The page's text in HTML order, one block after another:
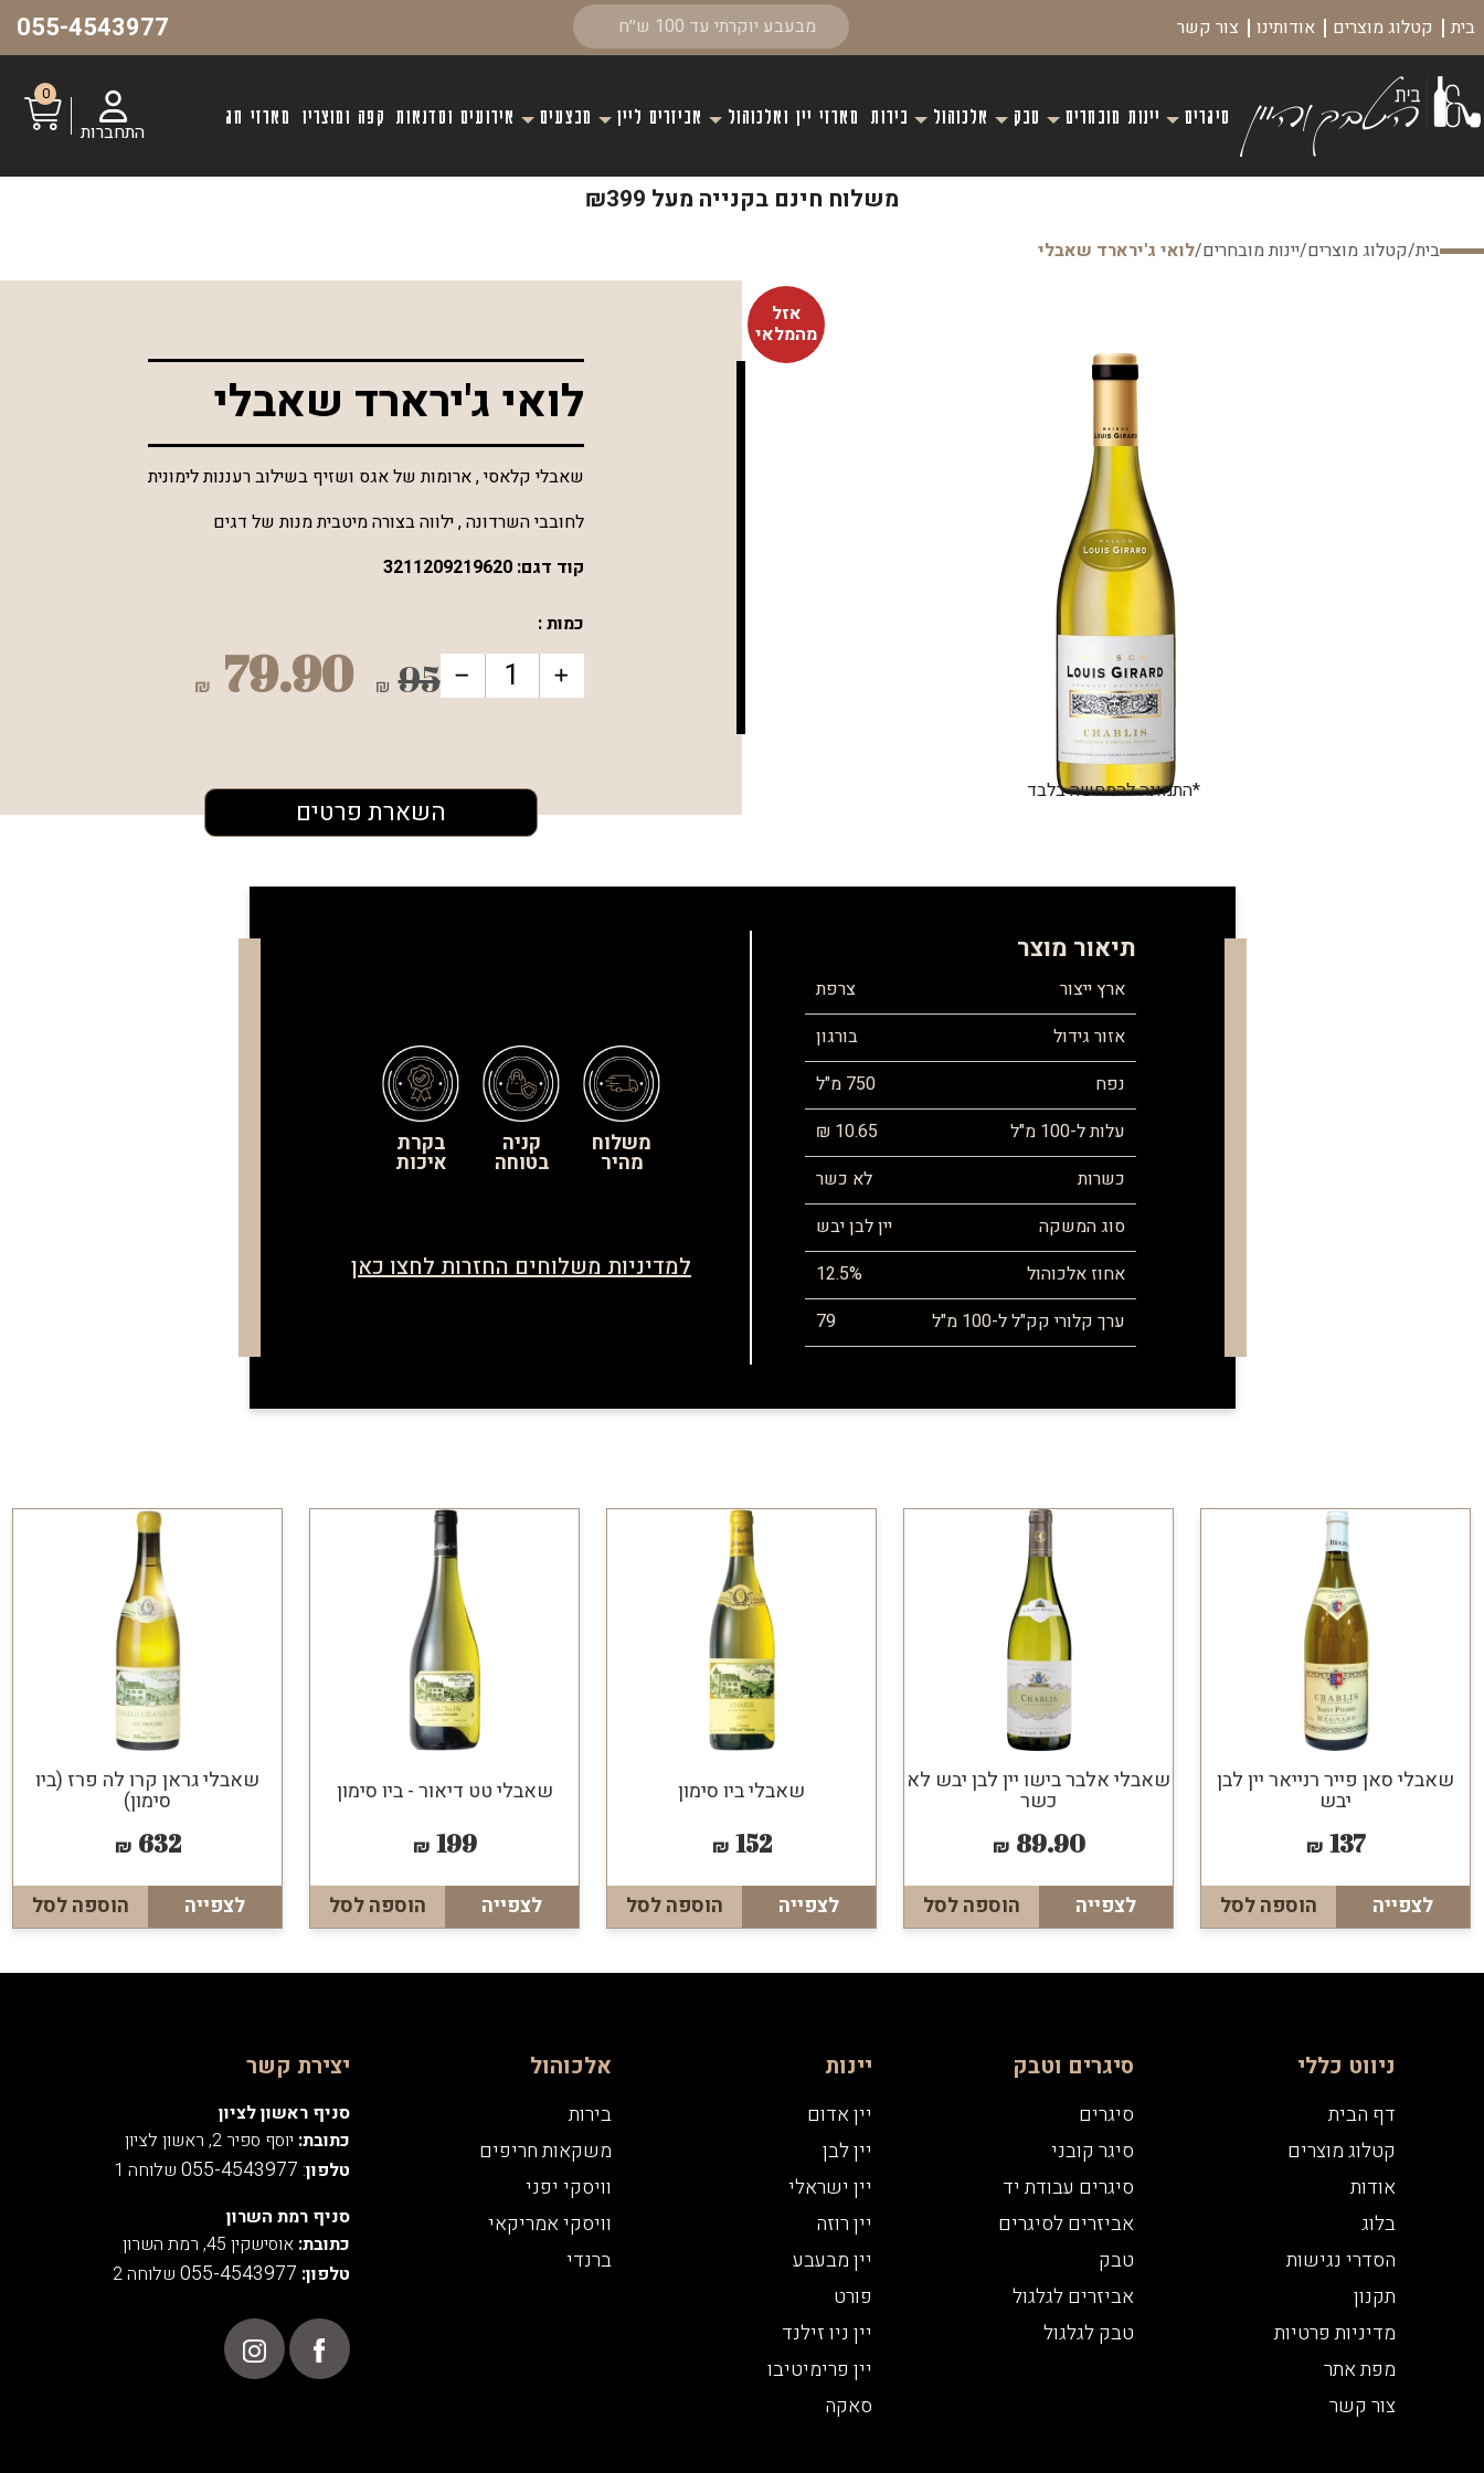
בית קטלוג מוצרים אודותינו צור קשר 055-4543977
סיגרים יינות מובחרים טבק אלכוהול בירות מארזי יין ואלכוהול אביזרים ליין מבצעים אירועים וסדנאות קפה ומוצריו מארזי חג
התחברות
0
משלוח חינם בקנייה מעל ₪399
בית/קטלוג מוצרים/יינות מובחרים/לואי ג'ירארד שאבלי
אזל
מהמלאי
*התמונה להמחשה בלבד
לואי ג'ירארד שאבלי
שאבלי קלאסי , ארומות של אגס ושזיף בשילוב רעננות לימונית
לחובבי השרדונה , ילווה בצורה מיטבית מנות של דגים
קוד דגם:3211209219620
כמות :
95
₪
79.90
₪
השארת פרטים
תיאור מוצר
ארץ ייצור
צרפת
אזור גידול
בורגון
נפח
750 מ"ל
עלות ל-100 מ"ל
10.65 ₪
כשרות
לא כשר
סוג המשקה
יין לבן יבש
אחוז אלכוהול
12.5%
ערך קלורי קק"ל ל-100 מ"ל
79
משלוח
מהיר
קניה
בטוחה
בקרת
איכות
למדיניות משלוחים החזרות לחצו כאן
שאבלי סאן פייר רנייאר יין לבן
יבש
137
₪
לצפייה הוספה לסל
שאבלי אלבר בישו יין לבן יבש לא
כשר
89.90
₪
לצפייה הוספה לסל
שאבלי ביו סימון
152
₪
לצפייה הוספה לסל
שאבלי טט דיאור - ביו סימון
199
₪
לצפייה הוספה לסל
שאבלי גראן קרו לה פרז (ביו
סימון)
632
₪
לצפייה הוספה לסל
ניווט כללי
דף הבית
קטלוג מוצרים
אודות
בלוג
הסדרי נגישות
תקנון
מדיניות פרטיות
מפת אתר
צור קשר
סיגרים וטבק
סיגרים
סיגר קובני
סיגרים עבודת יד
אביזרים לסיגרים
טבק
אביזרים לגלגול
טבק לגלגול
יינות
יין אדום
יין לבן
יין ישראלי
יין רוזה
יין מבעבע
פורט
יין ניו זילנד
יין פרימיטיבו
סאקה
אלכוהול
בירות
משקאות חריפים
וויסקי יפני
וויסקי אמריקאי
ברנדי
יצירת קשר
סניף ראשון לציון
כתובת: יוסף ספיר 2, ראשון לציון
טלפון:
055-4543977 שלוחה 1
סניף רמת השרון
כתובת:אוסישקין 45, רמת השרון
טלפון: 055-4543977 שלוחה 2